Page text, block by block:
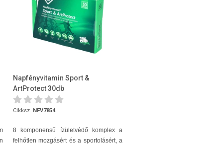
Napfényvitamin Sport &
ArtProtect 30db
Cikksz. NFV7854
8 komponensű ízületvédő komplex a
felhőtlen mozgásért és a sportolásért, a